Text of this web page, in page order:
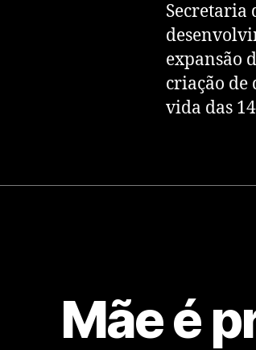
Secretaria
expansão
criação de
vida das
Mãe é